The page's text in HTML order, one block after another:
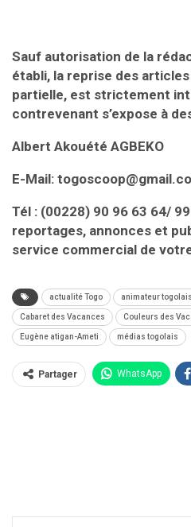
Sauf autorisation de la
établi, la reprise des
partielle, est strictement
contrevenant s’expose à
Albert Akouété AGBEKO
E-Mail:
Tél : (00228) 90 96 63 64/
reportages, annonces et
service commercial de
actualité Togo animateur togolais
Cabaret des Vacances Couleurs des
Eugène atigan-Ameti médias togolais
Partager WhatsApp